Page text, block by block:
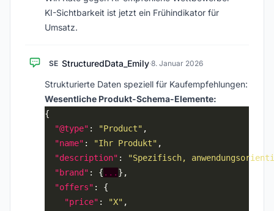
KI-Sichtbarkeit ist jetzt ein Frühindikator für
Umsatz.
SE StructuredData_Emily·8. Januar 2026
Strukturierte Daten speziell für Kaufempfehlungen:
Wesentliche Produkt-Schema-Elemente:
"@type" : "Product"
"name" : "Ihr Produkt"
"description" :
"Spezifisch,
"brand" : { ...
"offers"
"price" : "X"